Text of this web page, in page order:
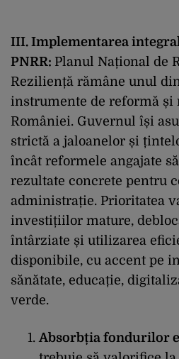
III. Implementarea
PNRR: Planul Național de
Reziliență rămâne unul
instrumente de reformă și
României. Guvernul își
strictă a jaloanelor și
încât reformele angajate
rezultate concrete pentru
administrație. Prioritatea
investițiilor mature,
întârziate și utilizarea
disponibile, cu accent pe
sănătate, educație,
verde.
Absorbția fondurilor